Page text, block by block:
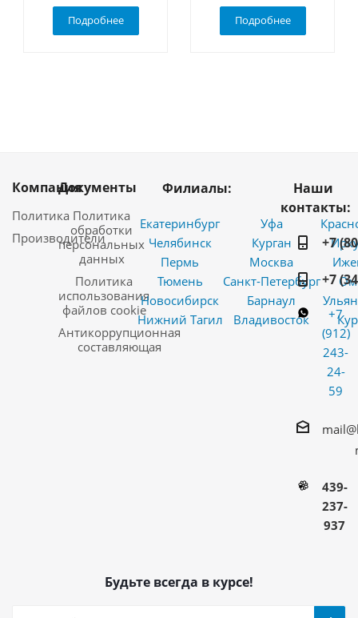
Подробнее Подробнее
Компания
Политика
Производители
Документы
Политика
обработки
персональных
данных
Политика
использования
файлов cookie
Антикоррупционная
составляющая
Филиалы:
Екатеринбург
Челябинск
Пермь
Тюмень
Новосибирск
Нижний Тагил
Уфа
Курган
Москва
Санкт-Петербург
Барнаул
Владивосток
Наши
контакты:
+7
+7
+7
(912)
243-
24-
59
439-
237-
937
Будьте всегда в курсе!